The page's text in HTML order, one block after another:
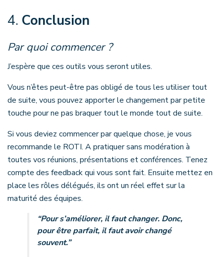
4. Conclusion
Par quoi commencer ?
J’espère que ces outils vous seront utiles.
Vous n’êtes peut-être pas obligé de tous les utiliser tout
de suite, vous pouvez apporter le changement par petite
touche pour ne pas braquer tout le monde tout de suite.
Si vous deviez commencer par quelque chose, je vous
recommande le ROTI. A pratiquer sans modération à
toutes vos réunions, présentations et conférences. Tenez
compte des feedback qui vous sont fait. Ensuite mettez en
place les rôles délégués, ils ont un réel effet sur la
maturité des équipes.
“Pour s’améliorer, il faut changer. Donc,
pour être parfait, il faut avoir changé
souvent.”